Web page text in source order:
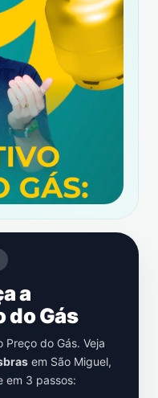
a
do Gás
do Gás. Veja
em São Miguel,
em 3 passos: